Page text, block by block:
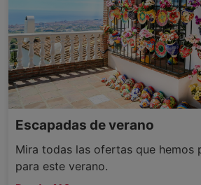
Escapadas de verano
Mira todas las ofertas que hemos
para este verano.